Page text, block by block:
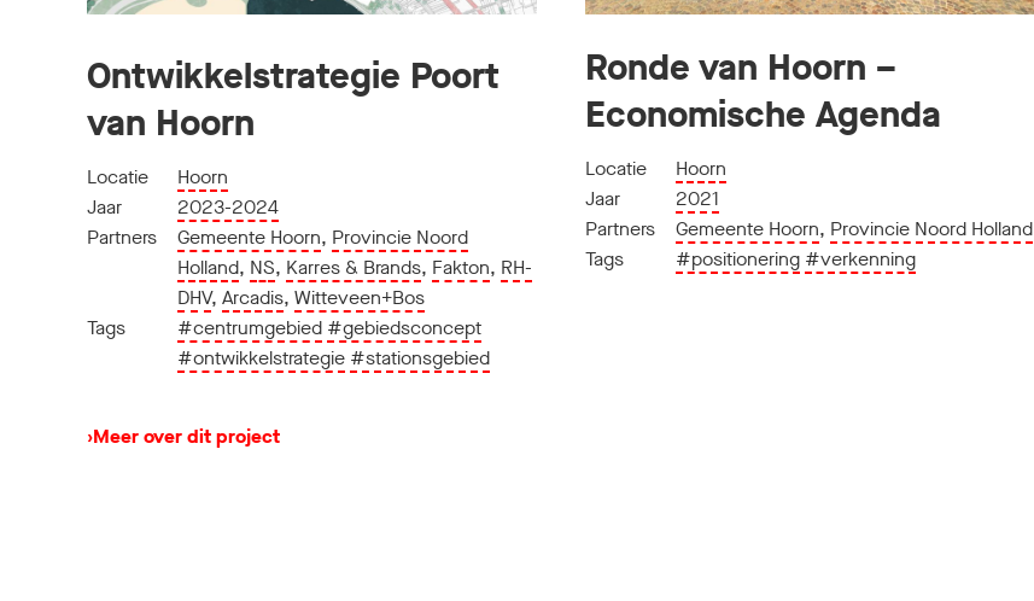
Ontwikkelstrategie Poort
van Hoorn
Locatie
Hoorn
Jaar
2023-2024
Partners
Gemeente Hoorn, Provincie Noord
Holland, NS, Karres & Brands, Fakton, RH-
DHV, Arcadis, Witteveen+Bos
Tags
#centrumgebied #gebiedsconcept
#ontwikkelstrategie #stationsgebied
›Meer over dit project
Ronde van Hoorn –
Economische Agenda
Locatie
Hoorn
Jaar
2021
Partners
Gemeente Hoorn, Provincie Noord Holland
Tags
#positionering #verkenning